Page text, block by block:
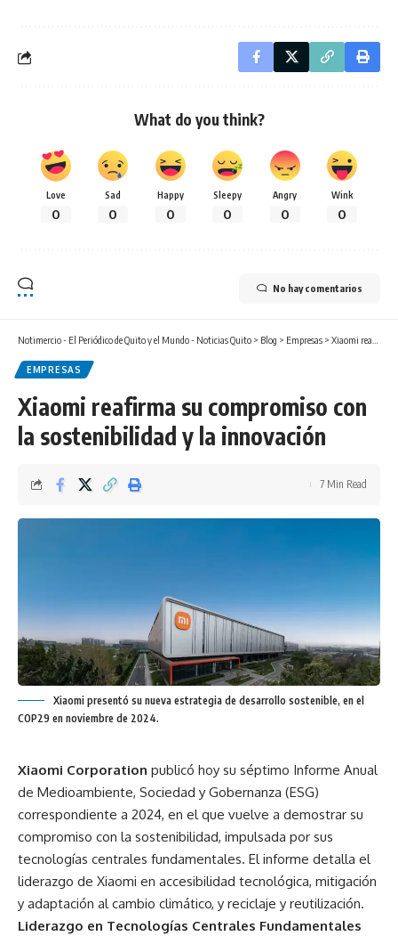
What do you think?
Love
0
Sad
0
Happy
0
Sleepy
0
Angry
0
Wink
0
No hay comentarios
Notimercio - El Periódico de Quito y el Mundo - Noticias Quito > Blog > Empresas > Xiaomi reafirma su compromiso con la sostenibilidad y la innovación
EMPRESAS
Xiaomi reafirma su compromiso con
la sostenibilidad y la innovación
7 Min Read
Xiaomi presentó su nueva estrategia de desarrollo sostenible, en el
COP29 en noviembre de 2024.
Xiaomi Corporation publicó hoy su séptimo Informe Anual
de Medioambiente, Sociedad y Gobernanza (ESG)
correspondiente a 2024, en el que vuelve a demostrar su
compromiso con la sostenibilidad, impulsada por sus
tecnologías centrales fundamentales. El informe detalla el
liderazgo de Xiaomi en accesibilidad tecnológica, mitigación
y adaptación al cambio climático, y reciclaje y reutilización.
Liderazgo en Tecnologías Centrales Fundamentales